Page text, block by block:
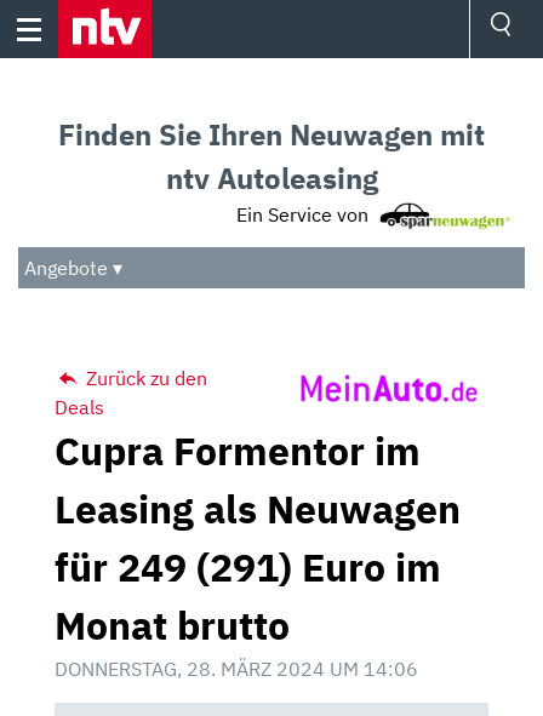
Skip
Audio
Das Beste
Finden Sie Ihren Neuwagen mit
ntv Autoleasing
Ein Service von
Angebote ▾
Zurück zu den
Deals
Cupra Formentor im
Leasing als Neuwagen
für 249 (291) Euro im
Monat brutto
DONNERSTAG, 28. MÄRZ 2024 UM 14:06